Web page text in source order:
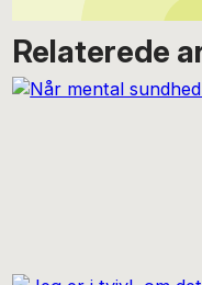
Relaterede